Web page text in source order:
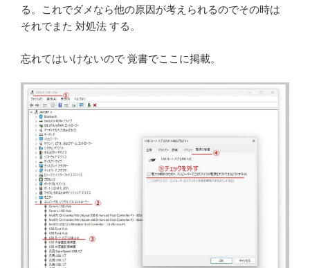
る。これでダメなら他の原因が考えられるのでその時は
それでまた 対処法 する。
忘れてはいけないので 覚書でここに掲載。